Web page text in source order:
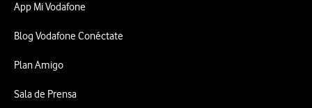
App Mi Vodafone
Blog Vodafone Conéctate
Plan Amigo
Sala de Prensa